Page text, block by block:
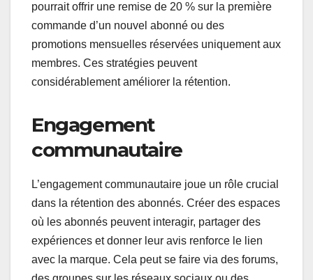
pourrait offrir une remise de 20 % sur la première
commande d’un nouvel abonné ou des
promotions mensuelles réservées uniquement aux
membres. Ces stratégies peuvent
considérablement améliorer la rétention.
Engagement
communautaire
L’engagement communautaire joue un rôle crucial
dans la rétention des abonnés. Créer des espaces
où les abonnés peuvent interagir, partager des
expériences et donner leur avis renforce le lien
avec la marque. Cela peut se faire via des forums,